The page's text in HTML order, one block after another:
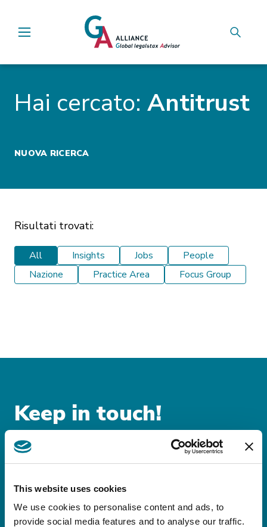
This website uses cookies
We use cookies to personalise content and ads, to
provide social media features and to analyse our traffic.
Main Navigation
Hai cercato: Antitrust
NUOVA RICERCA
Risultati trovati:
All Insights Jobs
People
Nazione
Practice Area Focus Group
Keep in touch!
Iscriviti alle nostre
newsletter!
Rimani sempre aggiornato sulle novità
legislative e fiscali nazionali